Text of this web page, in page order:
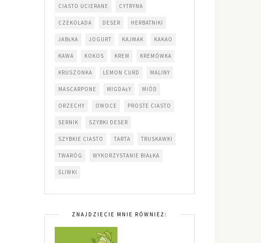
CIASTO UCIERANE CYTRYNA
CZEKOLADA DESER HERBATNIKI
JABŁKA JOGURT KAJMAK KAKAO
KAWA KOKOS KREM KREMÓWKA
KRUSZONKA LEMON CURD MALINY
MASCARPONE MIGDAŁY MIÓD
ORZECHY OWOCE PROSTE CIASTO
SERNIK SZYBKI DESER
SZYBKIE CIASTO TARTA TRUSKAWKI
TWARÓG WYKORZYSTANIE BIAŁKA
ŚLIWKI
ZNAJDZIECIE MNIE RÓWNIEŻ: